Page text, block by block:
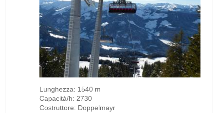
Lunghezza: 1540 m
Capacità/h: 2730
Costruttore: Doppelmayr